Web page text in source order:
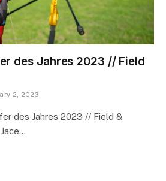
des Jahres 2023 // Field
2, 2023
des Jahres 2023 // Field &